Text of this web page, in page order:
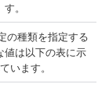
す。
の種類を指定する
値は以下の表に示
います。